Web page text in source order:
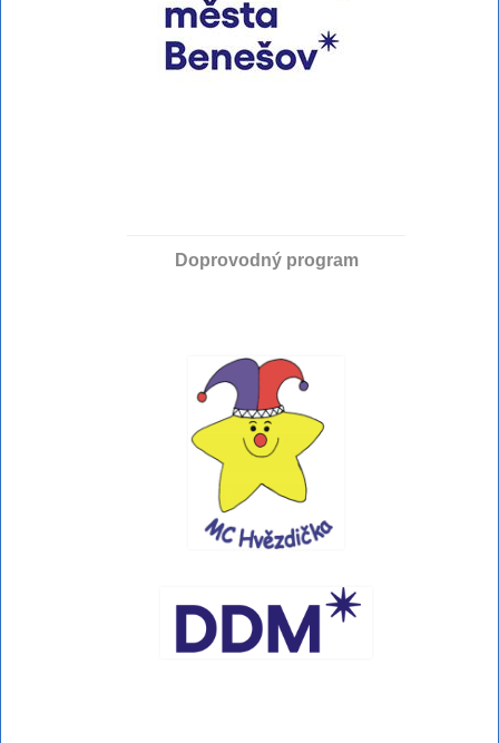
Doprovodný program